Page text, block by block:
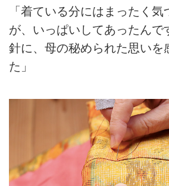
「着ている分にはまったく
が、いっぱいしてあったんで
針に、母の秘められた思いを
た」